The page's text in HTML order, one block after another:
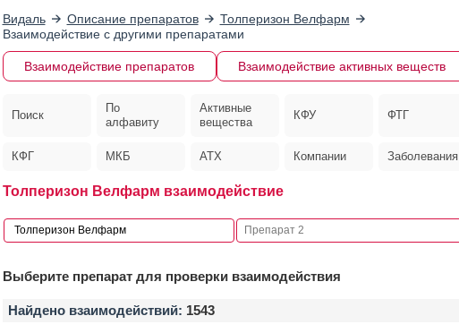
Видаль Описание препаратов
Толперизон Велфарм
Взаимодействие с другими препаратами
Взаимодействие препаратов Взаимодействие активных веществ
Поиск
По
алфавиту
Активные
вещества
КФУ ФТГ
КФГ МКБ АТХ Компании Заболевания
Толперизон Велфарм взаимодействие
Выберите препарат для проверки взаимодействия
Найдено взаимодействий: 1543